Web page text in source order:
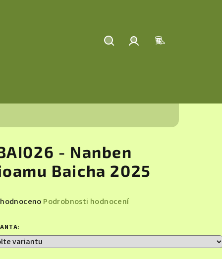
- Nanben
Baicha 2025
Podrobnosti hodnocení